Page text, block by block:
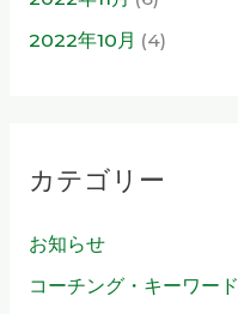
2022年10月 (4)
カテゴリー
お知らせ
コーチング・キーワード